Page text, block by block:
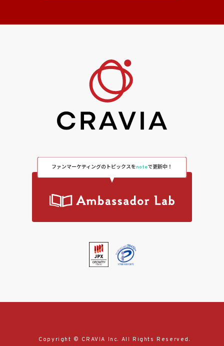
ファンマーケティングのトピックスをnoteで更新中！
Copyright © CRAVIA Inc. All Rights Reserved.